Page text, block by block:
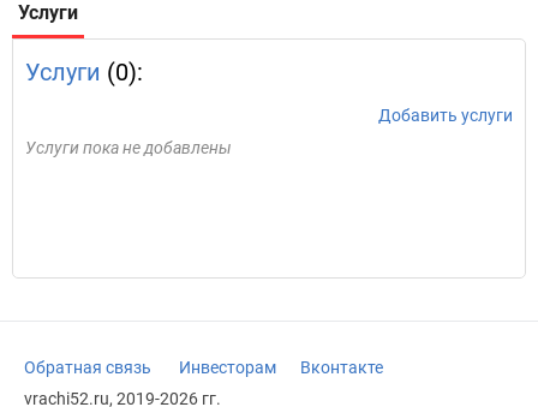
Услуги
Услуги (0):
Добавить услуги
Услуги пока не добавлены
Обратная связь Инвесторам
Вконтакте
vrachi52.ru, 2019-2026 гг.